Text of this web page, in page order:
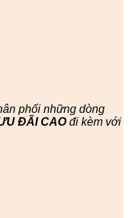
phối những dòng
ĐÃI CAOđi kèm với